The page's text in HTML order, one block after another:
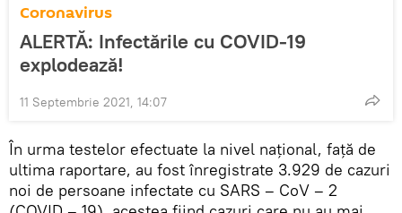
Coronavirus
ALERTĂ: Infectările cu COVID-19
explodează!
11 Septembrie 2021, 14:07
În urma testelor efectuate la nivel național, față de
ultima raportare, au fost înregistrate 3.929 de cazuri
noi de persoane infectate cu SARS – CoV – 2